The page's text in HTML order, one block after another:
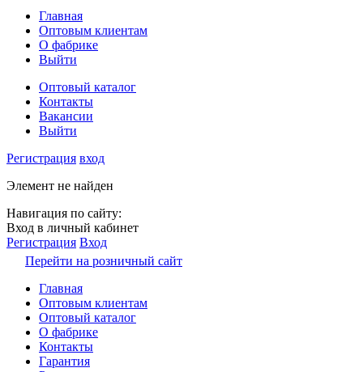
Главная
Оптовым клиентам
О фабрике
Выйти
Оптовый каталог
Контакты
Вакансии
Выйти
Регистрация вход
Элемент не найден
Навигация по сайту:
Вход в личный кабинет
Регистрация Вход
Перейти на розничный сайт
Главная
Оптовым клиентам
Оптовый каталог
О фабрике
Контакты
Гарантия